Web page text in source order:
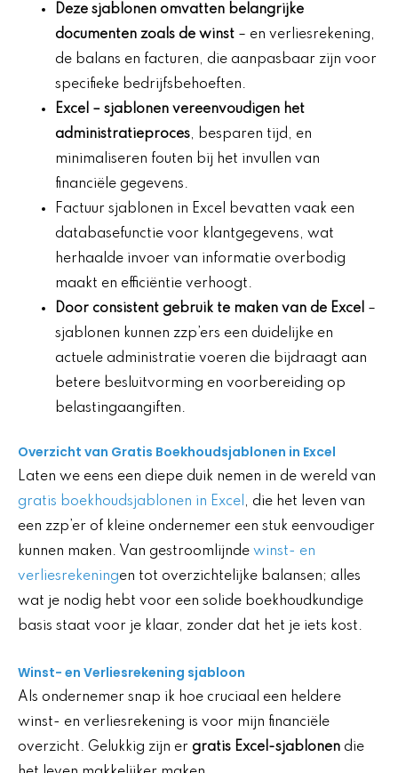
Deze sjablonen omvatten belangrijke
documenten zoals de winst – en verliesrekening,
de balans en facturen, die aanpasbaar zijn voor
specifieke bedrijfsbehoeften.
Excel – sjablonen vereenvoudigen het
administratieproces, besparen tijd, en
minimaliseren fouten bij het invullen van
financiële gegevens.
Factuur sjablonen in Excel bevatten vaak een
databasefunctie voor klantgegevens, wat
herhaalde invoer van informatie overbodig
maakt en efficiëntie verhoogt.
Door consistent gebruik te maken van de Excel –
sjablonen kunnen zzp’ers een duidelijke en
actuele administratie voeren die bijdraagt aan
betere besluitvorming en voorbereiding op
belastingaangiften.
Overzicht van Gratis Boekhoudsjablonen in Excel
Laten we eens een diepe duik nemen in de wereld van
gratis boekhoudsjablonen in Excel , die het leven van
een zzp’er of kleine ondernemer een stuk eenvoudiger
kunnen maken. Van gestroomlijnde winst- en
verliesrekeningen tot overzichtelijke balansen; alles
wat je nodig hebt voor een solide boekhoudkundige
basis staat voor je klaar, zonder dat het je iets kost.
Winst- en Verliesrekening sjabloon
Als ondernemer snap ik hoe cruciaal een heldere
winst- en verliesrekening is voor mijn financiële
overzicht. Gelukkig zijn er gratis Excel-sjablonen die